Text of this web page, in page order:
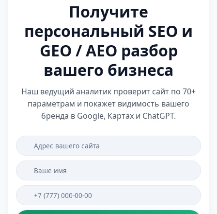
Получите
персональный SEO и
GEO / AEO разбор
вашего бизнеса
Наш ведущий аналитик проверит сайт по 70+
параметрам и покажет видимость вашего
бренда в Google, Картах и ChatGPT.